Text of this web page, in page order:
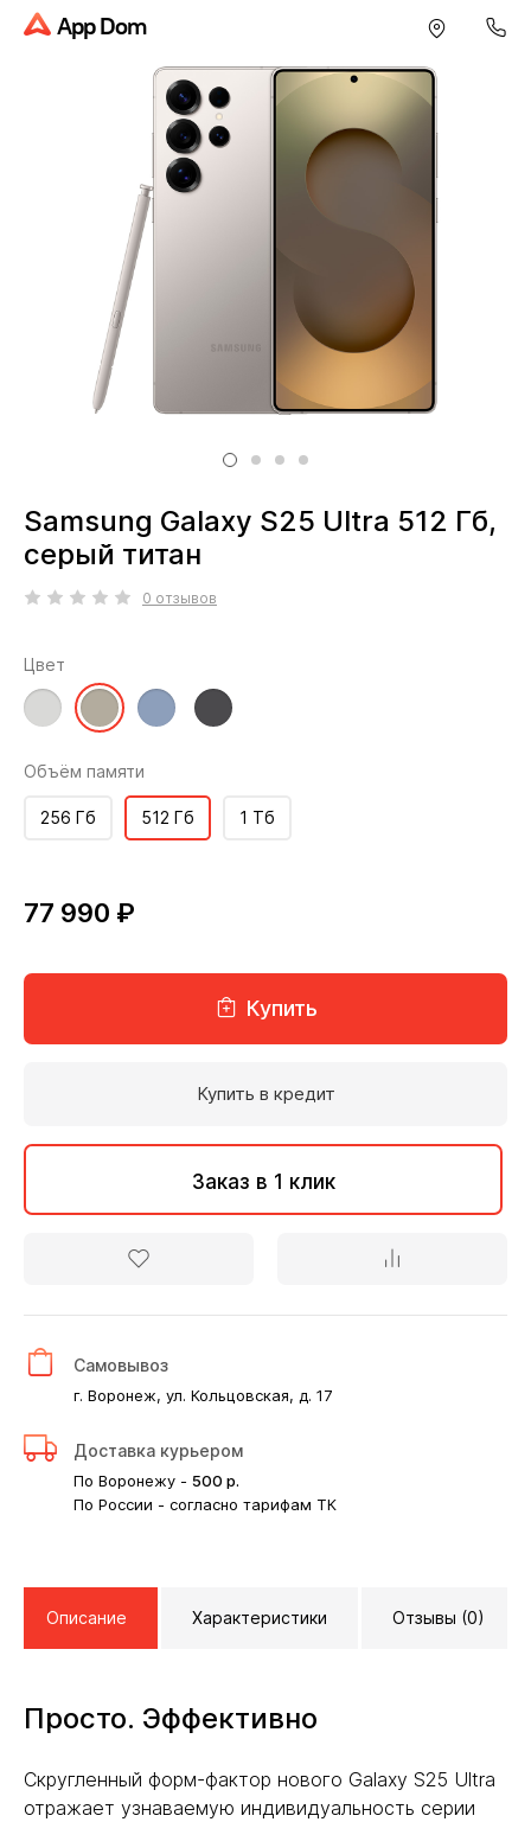
App Dom
Samsung Galaxy S25 Ultra 512 Гб,
серый титан
0 отзывов
Цвет
Объём памяти
512 Гб
256 Гб 1 Тб
77 990 ₽
Купить
Купить в кредит
Заказ в 1 клик
Самовывоз
г. Воронеж, ул. Кольцовская, д. 17
Доставка курьером
По Воронежу - 500 р.
По России - согласно тарифам ТК
Описание Характеристики Отзывы (0)
Просто. Эффективно
Скругленный форм-фактор нового Galaxy S25 Ultra
отражает узнаваемую индивидуальность серии